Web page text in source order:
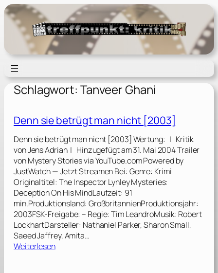
Zum
Inhalt
springen
Schlagwort: Tanveer Ghani
Denn sie betrügt man nicht [2003]
Denn sie betrügt man nicht [2003] Wertung: | Kritik
von Jens Adrian | Hinzugefügt am 31. Mai 2004 Trailer
von Mystery Stories via YouTube.com Powered by
JustWatch — Jetzt Streamen Bei: Genre: Krimi
Originaltitel: The Inspector Lynley Mysteries:
Deception On His MindLaufzeit: 91
min.Produktionsland: GroßbritannienProduktionsjahr:
2003FSK-Freigabe: – Regie: Tim LeandroMusik: Robert
LockhartDarsteller: Nathaniel Parker, Sharon Small,
Saeed Jaffrey, Amita…
Weiterlesen: